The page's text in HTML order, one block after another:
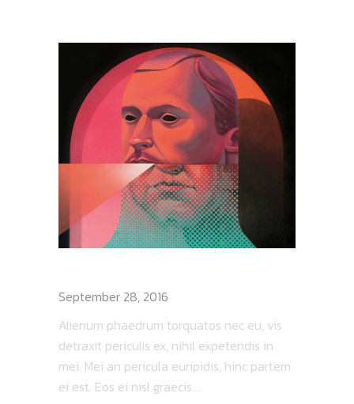
September 28, 2016
Alienum phaedrum torquatos nec eu, vis
detraxit periculis ex, nihil expetendis in
mei. Mei an pericula euripidis, hinc partem
ei est. Eos ei nisl graecis....